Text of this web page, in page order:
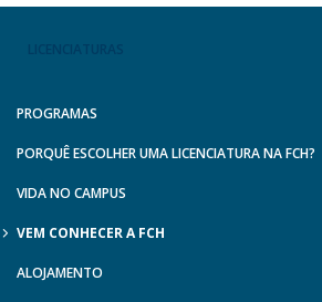
PROGRAMAS
PORQUÊ ESCOLHER UMA LICENCIATURA NA FCH?
VIDA NO CAMPUS
VEM CONHECER A FCH
ALOJAMENTO